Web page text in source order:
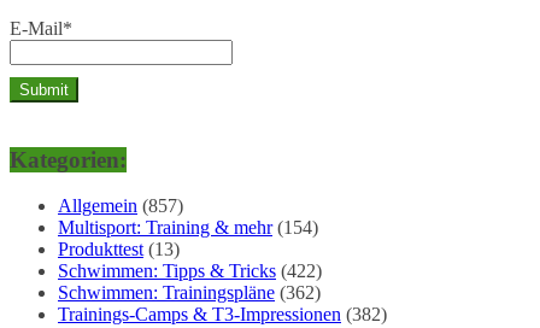
E-Mail*
Kategorien:
Allgemein (857)
Multisport: Training & mehr(154)
Produkttest(13)
Schwimmen: Tipps & Tricks (422)
Schwimmen: Trainingspläne (362)
Trainings-Camps & T3-Impressionen (382)